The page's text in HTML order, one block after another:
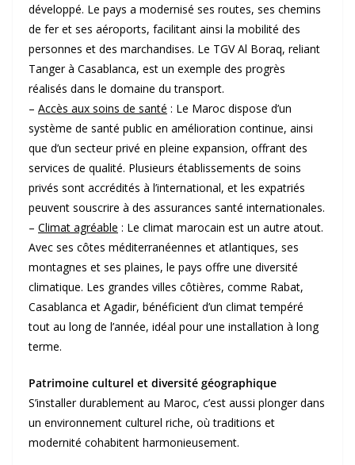
développé. Le pays a modernisé ses routes, ses chemins
de fer et ses aéroports, facilitant ainsi la mobilité des
personnes et des marchandises. Le TGV Al Boraq, reliant
Tanger à Casablanca, est un exemple des progrès
réalisés dans le domaine du transport.
– Accès aux soins de santé : Le Maroc dispose d’un
système de santé public en amélioration continue, ainsi
que d’un secteur privé en pleine expansion, offrant des
services de qualité. Plusieurs établissements de soins
privés sont accrédités à l’international, et les expatriés
peuvent souscrire à des assurances santé internationales.
– Climat agréable : Le climat marocain est un autre atout.
Avec ses côtes méditerranéennes et atlantiques, ses
montagnes et ses plaines, le pays offre une diversité
climatique. Les grandes villes côtières, comme Rabat,
Casablanca et Agadir, bénéficient d’un climat tempéré
tout au long de l’année, idéal pour une installation à long
terme.
Patrimoine culturel et diversité géographique
S’installer durablement au Maroc, c’est aussi plonger dans
un environnement culturel riche, où traditions et
modernité cohabitent harmonieusement.